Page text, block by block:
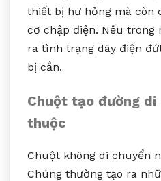
thiết bị hư hỏng mà còn
cơ chập điện. Nếu trong
ra tình trạng dây điện
bị cắn.
Chuột tạo đường di
thuộc
Chuột không di chuyển
Chúng thường tạo ra